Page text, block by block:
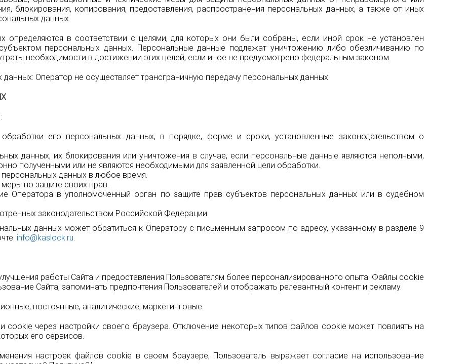
блокирования, копирования, предоставления, распространения персональных данных, а также от иных
данных.
определяются в соответствии с целями, для которых они были собраны, если иной срок не установлен
персональных данных. Персональные данные подлежат уничтожению либо обезличиванию по
необходимости в достижении этих целей, если иное не предусмотрено федеральным законом.
данных: Оператор не осуществляет трансграничную передачу персональных данных.
его персональных данных, в порядке, форме и сроки, установленные законодательством о
данных, их блокирования или уничтожения в случае, если персональные данные являются неполными,
полученными или не являются необходимыми для заявленной цели обработки.
данных в любое время.
по защите своих прав.
Оператора в уполномоченный орган по защите прав субъектов персональных данных или в судебном
законодательством Российской Федерации.
данных может обратиться к Оператору с письменным запросом по адресу, указанному в разделе 9
info@kaslock.ru.
работы Сайта и предоставления Пользователям более персонализированного опыта. Файлы cookie
Сайта, запоминать предпочтения Пользователей и отображать релевантный контент и рекламу.
постоянные, аналитические, маркетинговые.
cookie через настройки своего браузера. Отключение некоторых типов файлов cookie может повлиять на
его сервисов.
настроек файлов cookie в своем браузере, Пользователь выражает согласие на использование